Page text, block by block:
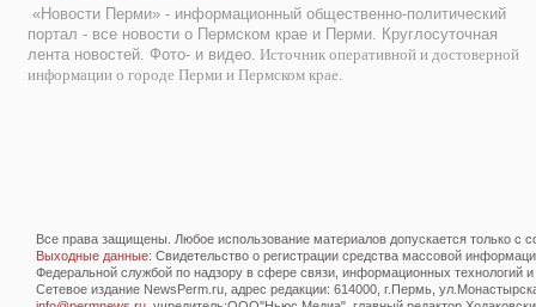
«Новости Перми» - информационный общественно-политический
портал - все новости о Пермском крае и Перми. Круглосуточная
лента новостей. Фото- и видео. Источник оперативной и достоверной
информации о городе Перми и Пермском крае.
Все права защищены. Любое использование материалов допускается только с
Выходные данные: Свидетельство о регистрации средства массовой
Федеральной службой по надзору в сфере связи, информационных технологий
Сетевое издание NewsPerm.ru, адрес редакции: 614000, г.Пермь,